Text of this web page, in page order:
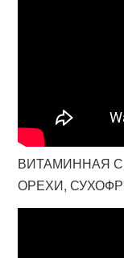
ВИТАМИННАЯ
ОРЕХИ,